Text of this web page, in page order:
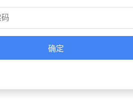
业经验及服务模式上形成差异化
生产流程可视化的精准传达。
确定